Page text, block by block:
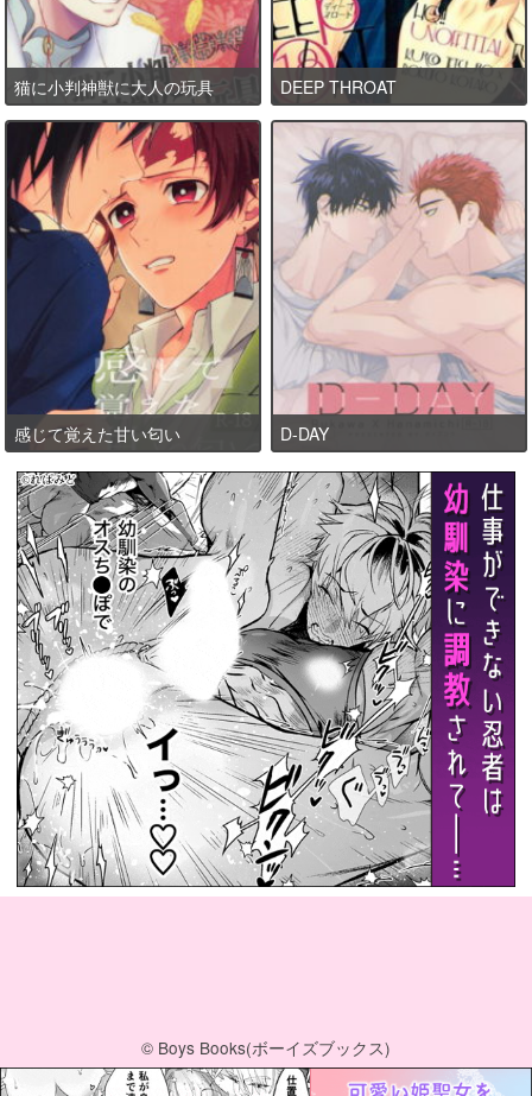
猫に小判神獣に大人の玩具 DEEP THROAT
感じて覚えた甘い匂い D-DAY
© Boys Books(ボーイズブックス)